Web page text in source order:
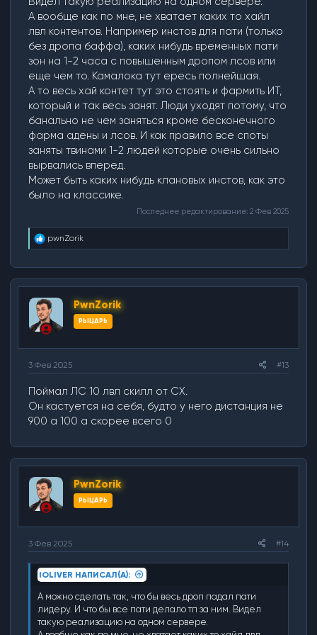
магической защиты) или являться аналогом с
меньшими характеристиками.
С броней «C» класса все аналогично, только
разнообразить награду. Без «особой» брони класса «D»
не собрать броню класса «C» – получится
непрерывность до 52 уровня. Развивать далее наверно
не стоит – надо будет подумать, что-то другое для
стадии 52-61 уровень.
Получится альтернатива сбора урожая на маленьком
уровне – хочешь в замок сдавай на ресурсы, хочешь,
вкладывайся в «особую» броню и убивай особых
рейдовых и эпических боссов и получай те же
ресурсы тока с весельем и в большем количестве.
Если задумка понравилась, могу помочь в проработке
характеристик каждой брони, наград и так далее.
А вообще как по мне, не хватает каких то хайл
лвл контентов. Например инстов для пати (только
без дропа баффа), каких нибудь временных пати
зон на 1-2 часа с повышенным дропом лсов или
еще чем то. Камалока тут ересь полнейшая.
А то весь хай контет тут это стоять и фармить ИТ,
который и так весь занят. Люди уходят потому, что
банально не чем заняться кроме бесконечного
фарма адены и лсов. И как правило все споты
заняты твинами 1-2 людей которые очень сильно
вырвались вперед.
Может быть каких нибудь клановых инстов, как это
было на классике.
Последнее редактирование: 2 Фев 2025
Р
е
и
:
pwnZorik
PwnZorik
РЫЦАРЬ
3 Фев 2025 #13
Поймал ЛС 10 лвл скилл от СХ.
Он кастуется на себя, будто у него дистанция не
900 а 100 а скорее всего 0
PwnZorik
РЫЦАРЬ
3 Фев 2025 #14
IOLIVER НАПИСАЛ(А):
А можно сделать так, что бы весь дроп падал пати
лидеру. И что бы все пати делало тп за ним. Видел
такую реализацию на одном сервере.